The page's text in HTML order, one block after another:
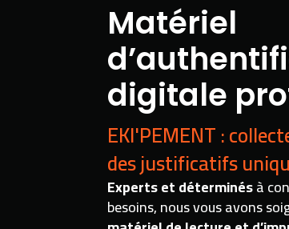
Matériel
digitale
EKI'PEMENT :
des justificatifs
Experts et déterminésà
besoins, nous vous avons